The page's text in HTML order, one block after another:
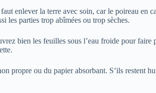
enlever la terre avec soin, car le poireau en
les parties trop abîmées ou trop sèches.
bien les feuilles sous l’eau froide pour faire
propre ou du papier absorbant. S’ils restent